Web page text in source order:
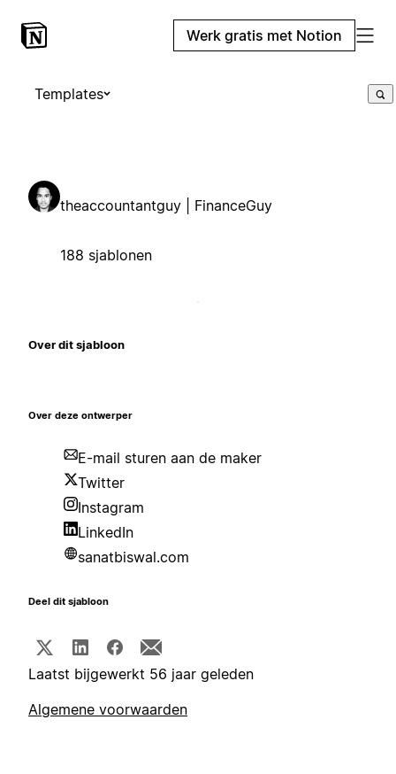
Werk gratis met Notion
Templates
theaccountantguy | FinanceGuy
188 sjablonen
Over dit sjabloon
Over deze ontwerper
E-mail sturen aan de maker
Twitter
Instagram
LinkedIn
sanatbiswal.com
Deel dit sjabloon
Laatst bijgewerkt 56 jaar geleden
Algemene voorwaarden